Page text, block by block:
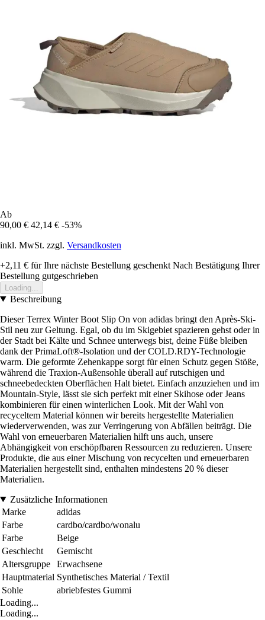
Ab
90,00 € 42,14 € -53%
inkl. MwSt. zzgl. Versandkosten
+2,11 € für Ihre nächste Bestellung geschenkt Nach Bestätigung Ihrer
Bestellung gutgeschrieben
Loading...
Beschreibung
Dieser Terrex Winter Boot Slip On von adidas bringt den Après-Ski-
Stil neu zur Geltung. Egal, ob du im Skigebiet spazieren gehst oder in
der Stadt bei Kälte und Schnee unterwegs bist, deine Füße bleiben
dank der PrimaLoft®-Isolation und der COLD.RDY-Technologie
warm. Die geformte Zehenkappe sorgt für einen Schutz gegen Stöße,
während die Traxion-Außensohle überall auf rutschigen und
schneebedeckten Oberflächen Halt bietet. Einfach anzuziehen und im
Mountain-Style, lässt sie sich perfekt mit einer Skihose oder Jeans
kombinieren für einen winterlichen Look. Mit der Wahl von
recyceltem Material können wir bereits hergestellte Materialien
wiederverwenden, was zur Verringerung von Abfällen beiträgt. Die
Wahl von erneuerbaren Materialien hilft uns auch, unsere
Abhängigkeit von erschöpfbaren Ressourcen zu reduzieren. Unsere
Produkte, die aus einer Mischung von recycelten und erneuerbaren
Materialien hergestellt sind, enthalten mindestens 20 % dieser
Materialien.
Zusätzliche Informationen
Marke
adidas
Farbe
cardbo/cardbo/wonalu
Farbe
Beige
Geschlecht
Gemischt
Altersgruppe
Erwachsene
Hauptmaterial Synthetisches Material / Textil
Sohle
abriebfestes Gummi
Loading...
Loading...